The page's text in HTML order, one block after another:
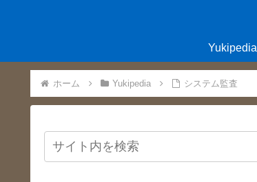
Yukipedia
ホーム Yukipedia システム監査